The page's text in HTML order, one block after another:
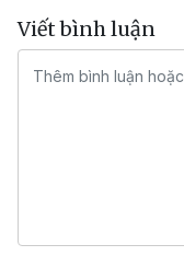
Viết bình luận